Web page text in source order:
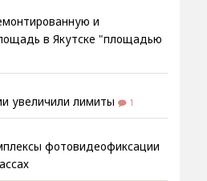
и
в Якутске "площадью
увеличили лимиты 1
фотовидеофиксации